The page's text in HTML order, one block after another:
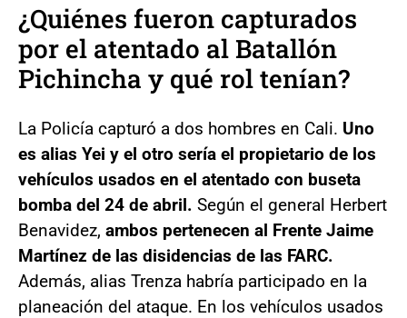
¿Quiénes fueron capturados
por el atentado al Batallón
Pichincha y qué rol tenían?
La Policía capturó a dos hombres en Cali. Uno
es alias Yei y el otro sería el propietario de los
vehículos usados en el atentado con buseta
bomba del 24 de abril. Según el general Herbert
Benavidez, ambos pertenecen al Frente Jaime
Martínez de las disidencias de las FARC.
Además, alias Trenza habría participado en la
planeación del ataque. En los vehículos usados